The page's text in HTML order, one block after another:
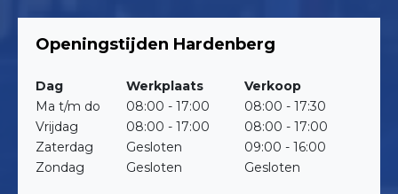
Openingstijden Hardenberg
Dag Werkplaats
Verkoop
Ma t/m do
08:00 - 17:00
08:00 - 17:30
Vrijdag
08:00 - 17:00
08:00 - 17:00
Zaterdag
Gesloten
09:00 - 16:00
Zondag
Gesloten Gesloten